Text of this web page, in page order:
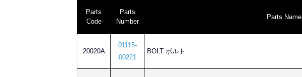
Parts
Code
Parts
Number
Parts Name
20020A
01115-
00221
BOLT ボルト